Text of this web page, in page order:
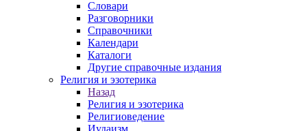
Словари
Разговорники
Справочники
Календари
Каталоги
Другие справочные издания
Религия и эзотерика
Назад
Религия и эзотерика
Религиоведение
Иудаизм